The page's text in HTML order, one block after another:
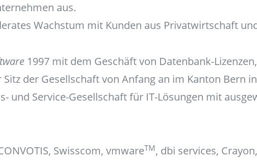
aus.
Wachstum mit Kunden aus Privatwirtschaft
1997 mit dem Geschäft von Datenbank-
der Gesellschaft von Anfang an im Kanton Bern
und Service-Gesellschaft für IT-Lösungen mit
Swisscom, vmwareTM, dbi services,